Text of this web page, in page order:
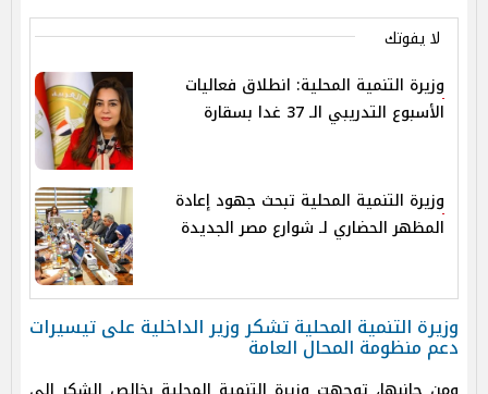
لا يفوتك
وزيرة التنمية المحلية: انطلاق فعاليات
الأسبوع التدريبي الـ 37 غدا بسقارة
وزيرة التنمية المحلية تبحث جهود إعادة
المظهر الحضاري لـ شوارع مصر الجديدة
وزيرة التنمية المحلية تشكر وزير الداخلية على تيسيرات
دعم منظومة المحال العامة